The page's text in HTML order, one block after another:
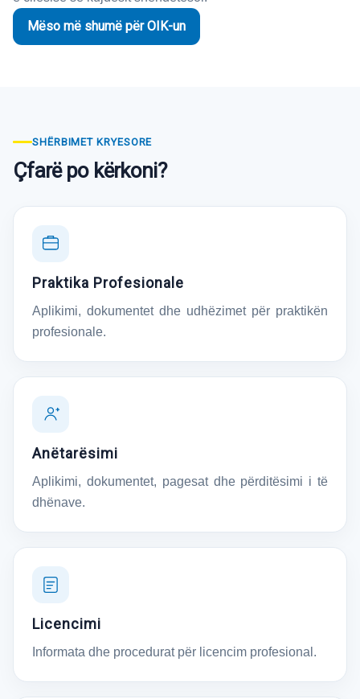
Mëso më shumë për OIK-un
SHËRBIMET KRYESORE
Çfarë po kërkoni?
Praktika Profesionale
Aplikimi, dokumentet dhe udhëzimet për praktikën
profesionale.
Anëtarësimi
Aplikimi, dokumentet, pagesat dhe përditësimi i të
dhënave.
Licencimi
Informata dhe procedurat për licencim profesional.